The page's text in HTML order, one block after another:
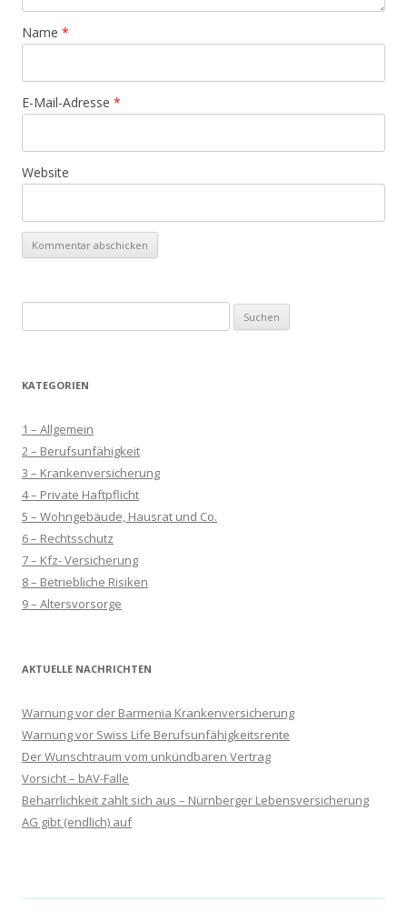
Name *
E-Mail-Adresse *
Website
nach:
KATEGORIEN
1 – Allgemein
2 – Berufsunfähigkeit
3 – Krankenversicherung
4 – Private Haftpflicht
5 – Wohngebäude, Hausrat und Co.
6 – Rechtsschutz
7 – Kfz- Versicherung
8 – Betriebliche Risiken
9 – Altersvorsorge
AKTUELLE NACHRICHTEN
Warnung vor der Barmenia Krankenversicherung
Warnung vor Swiss Life Berufsunfähigkeitsrente
Der Wunschtraum vom unkündbaren Vertrag
Vorsicht – bAV-Falle
Beharrlichkeit zahlt sich aus – Nürnberger Lebensversicherung
AG gibt (endlich) auf